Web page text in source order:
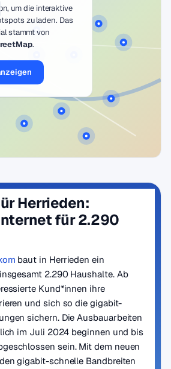
um die interaktive
zu laden. Das
stammt von
.
Herrieden:
für 2.290
baut in Herrieden ein
2.290 Haushalte. Ab
Kund*innen ihre
und sich so die gigabit-
sichern. Die Ausbauarbeiten
im Juli 2024 beginnen und bis
sein. Mit dem neuen
gigabit-schnelle Bandbreiten